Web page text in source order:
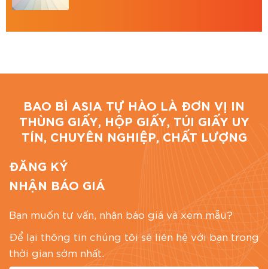
BAO BÌ ASIA TỰ HÀO LÀ ĐƠN VỊ IN
THÙNG GIẤY, HỘP GIẤY, TÚI GIẤY UY
TÍN, CHUYÊN NGHIỆP, CHẤT LƯỢNG
ĐĂNG KÝ
NHẬN BÁO GIÁ
Bạn muốn tư vấn, nhận báo giá và xem mẫu?
Để lại thông tin chúng tôi sẽ liên hệ với bạn trong
thời gian sớm nhất.